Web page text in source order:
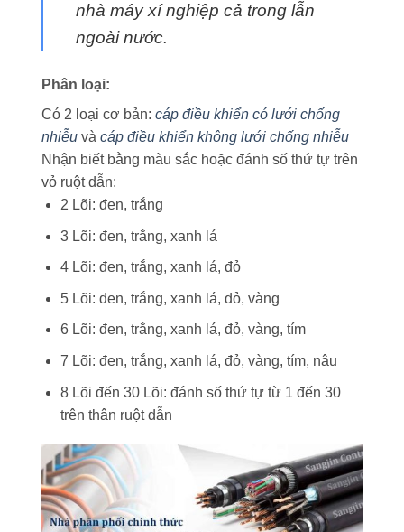
nhà máy xí nghiệp cả trong lẫn
ngoài nước.
Phân loại:
Có 2 loại cơ bản: cáp điều khiển có lưới chống
nhiễu và cáp điều khiển không lưới chống nhiễu
Nhận biết bằng màu sắc hoặc đánh số thứ tự trên
vỏ ruột dẫn:
2 Lõi: đen, trắng
3 Lõi: đen, trắng, xanh lá
4 Lõi: đen, trắng, xanh lá, đỏ
5 Lõi: đen, trắng, xanh lá, đỏ, vàng
6 Lõi: đen, trắng, xanh lá, đỏ, vàng, tím
7 Lõi: đen, trắng, xanh lá, đỏ, vàng, tím, nâu
8 Lõi đến 30 Lõi: đánh số thứ tự từ 1 đến 30
trên thân ruột dẫn